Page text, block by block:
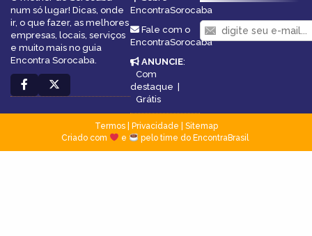
num só lugar! Dicas, onde
ir, o que fazer, as melhores
empresas, locais, serviços
e muito mais no guia
Encontra Sorocaba.
EncontraSorocaba
Fale com o
EncontraSorocaba
ANUNCIE:
Com
destaque |
Grátis
Termos| Privacidade
Sitemap
Criado com
e pelo time do EncontraBrasil